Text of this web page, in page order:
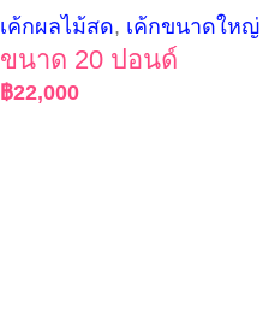
เค้กผลไม้สด, เค้กขนาดใหญ่
ขนาด 20 ปอนด์
฿22,000